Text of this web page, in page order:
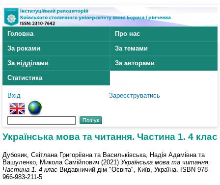
Головна
Про нас
За роками
За темами
За відділами
За авторами
Статистика
Вхід Зареєструватись
Українська мова та читання. Частина 1. 4 клас
Дубовик, Світлана Григоріївна та Васильківська, Надія Адамівна та
Вашуленко, Микола Самійлович (2021) Українська мова та читання.
Частина 1. 4 клас Видавничий дім "Освіта", Київ, Україна. ISBN 978-
966-983-211-5